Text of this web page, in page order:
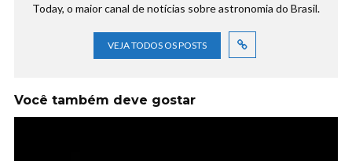
Today, o maior canal de notícias sobre astronomia do Brasil.
VEJA TODOS OS POSTS
Você também deve gostar